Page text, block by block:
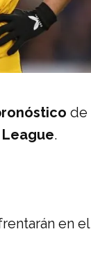
de
.
en el